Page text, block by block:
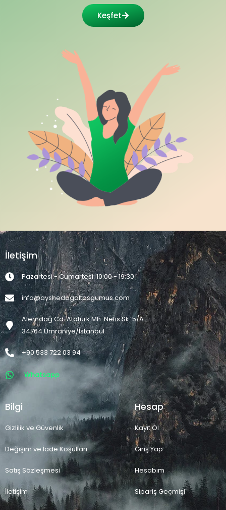
Keşfet
İletişim
Pazartesi - Cumartesi: 10:00 - 19:30
info@ayshedogaltasgumus.com
Alemdağ Cd. Atatürk Mh. Nefis Sk. 5/A
34764 Ümraniye/İstanbul
+90 533 722 03 94
Whatsapp
Bilgi
Gizlilik ve Güvenlik
Değişim ve İade Koşulları
Satış Sözleşmesi
İletişim
Hesap
Kayıt Ol
Giriş Yap
Hesabım
Sipariş Geçmişi